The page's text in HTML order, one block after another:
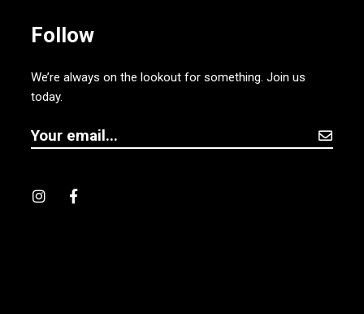
Follow
We’re always on the lookout for something. Join us
today.